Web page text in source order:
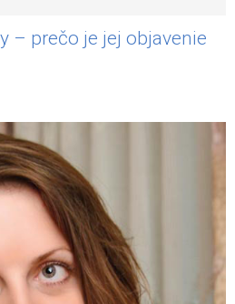
– prečo je jej objavenie